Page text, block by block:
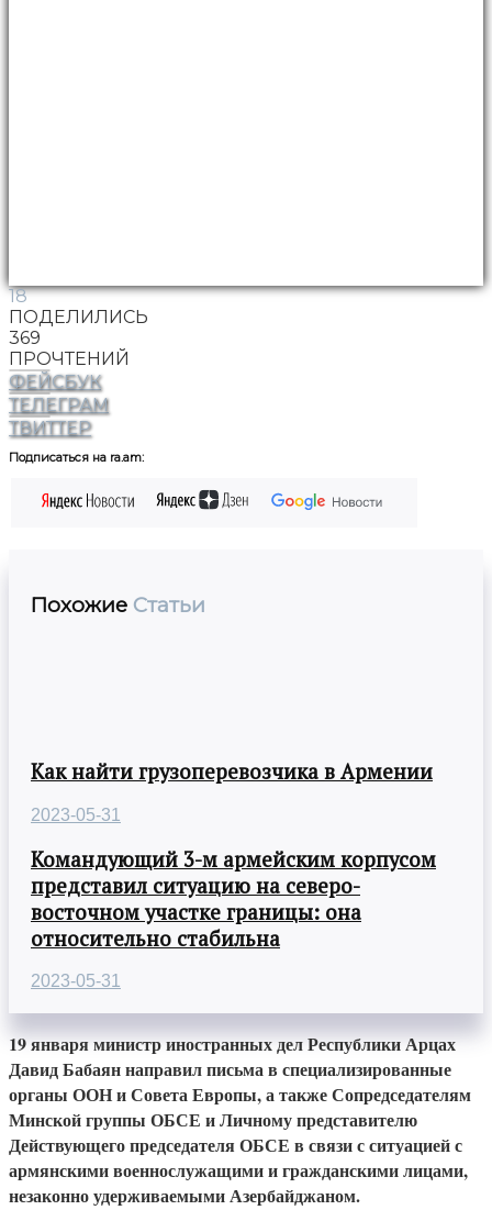
18
ПОДЕЛИЛИСЬ
369
ПРОЧТЕНИЙ
ФЕЙСБУК
ТЕЛЕГРАМ
ТВИТТЕР
Подписаться на ra.am:
Похожие Статьи
Как найти грузоперевозчика в Армении
2023-05-31
Командующий 3-м армейским корпусом
представил ситуацию на северо-
восточном участке границы: она
относительно стабильна
2023-05-31
19 января министр иностранных дел Республики Арцах
Давид Бабаян направил письма в специализированные
органы ООН и Совета Европы, а также Сопредседателям
Минской группы ОБСЕ и Личному представителю
Действующего председателя ОБСЕ в связи с ситуацией с
армянскими военнослужащими и гражданскими лицами,
незаконно удерживаемыми Азербайджаном.